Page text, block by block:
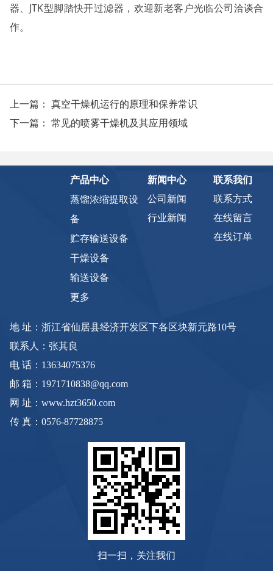
器、JTK型脚踏快开过滤器，欢迎新老客户光临公司洽谈合
作。
上一篇： 真空干燥机运行的原理和保养常识
下一篇： 常见的喷雾干燥机及其应用领域
产品中心
蒸馏浓缩提取设
备
贮存输送设备
干燥设备
输送设备
更多
新闻中心
公司新闻
行业新闻
联系我们
联系方式
在线留言
在线订单
地 址：浙江省仙居县经济开发区下各区块新元路10号
联系人：张其良
电 话：13634075376
邮 箱：1971710838@qq.com
网 址：www.hzt3650.com
传 真：0576-87728875
扫一扫，关注我们